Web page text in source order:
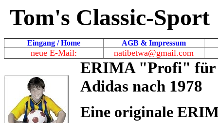
Tom's Classic-Sport
Eingang / Home AGB & Impressum
neue E-Mail: natibetwa@gmail.com
ERIMA "Profi" für
Adidas nach 1978
Eine originale